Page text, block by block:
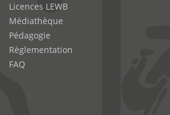
Licences LEWB
Médiathèque
Pédagogie
Règlementation
FAQ